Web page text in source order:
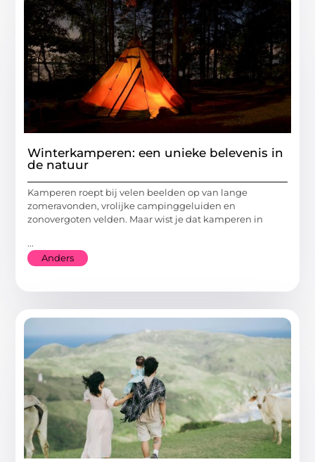
Winterkamperen: een unieke belevenis in
de natuur
Kamperen roept bij velen beelden op van lange
zomeravonden, vrolijke campinggeluiden en
zonovergoten velden. Maar wist je dat kamperen in
...
Anders